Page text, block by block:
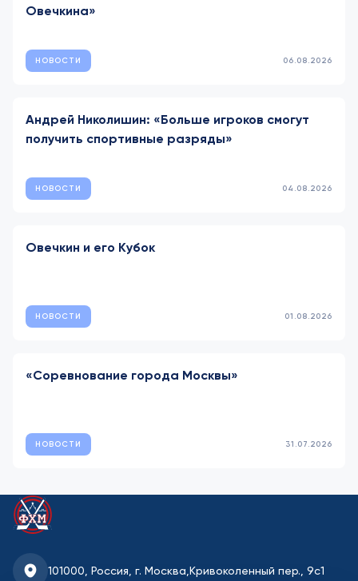
Овечкина»
НОВОСТИ 06.08.2026
Андрей Николишин: «Больше игроков смогут
получить спортивные разряды»
НОВОСТИ 04.08.2026
Овечкин и его Кубок
НОВОСТИ 01.08.2026
«Соревнование города Москвы»
НОВОСТИ 31.07.2026
101000, Россия, г. Москва, Кривоколенный пер., 9с1